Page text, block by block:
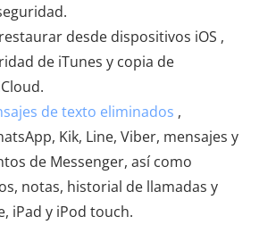
desde dispositivos iOS ,
de iTunes y copia de
de texto eliminados ,
Kik, Line, Viber, mensajes y
de Messenger, así como
notas, historial de llamadas y
iPad y iPod touch.